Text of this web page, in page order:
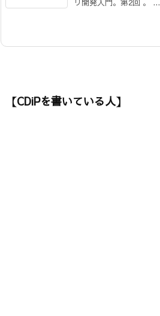
【CDiPを書いている人】